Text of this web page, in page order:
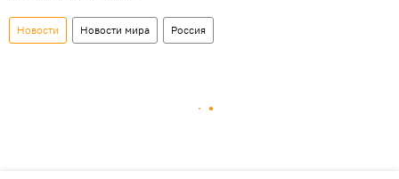
Новости Новости мира Россия